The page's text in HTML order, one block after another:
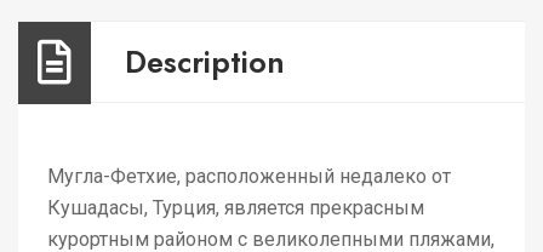
Description
Мугла-Фетхие, расположенный недалеко от
Кушадасы, Турция, является прекрасным
курортным районом с великолепными пляжами,